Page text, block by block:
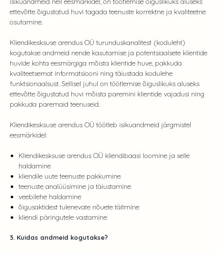
ettevõtte õigustatud huvi tagada teenuste korrektne ja kvaliteetne
osutamine.
Kliendikesksuse arendus OÜ turunduskanalitest (koduleht)
kogutakse andmeid nende kasutamise ja potentsiaalsete klientide
huvide kohta eesmärgiga mõista klientide huve, pakkuda
kvaliteetsemat informatsiooni ning täiustada kodulehe
funktsionaalsust. Sellisel juhul on töötlemise õiguslikuks aluseks
ettevõtte õigustatud huvi mõista paremini klientide vajadusi ning
pakkuda paremaid teenuseid.
Kliendikesksuse arendus OÜ töötleb isikuandmeid järgmistel
eesmärkidel:
Kliendikesksuse arendus OÜ kliendibaasi loomine ja selle
haldamine
kliendile uute teenuste pakkumine
teenuste analüüsimine ja täiustamine
veebilehe haldamine
õigusaktidest tulenevate nõuete täitmine
kliendi päringutele vastamine
3. Kuidas andmeid kogutakse?